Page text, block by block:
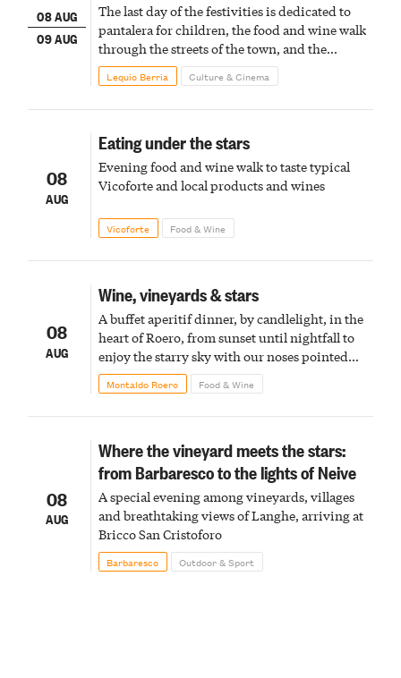
08 AUG
09 AUG
The last day of the festivities is dedicated to
pantalera for children, the food and wine walk
through the streets of the town, and the
fireworks finale
Lequio Berria Culture & Cinema
08
AUG
Eating under the stars
Evening food and wine walk to taste typical
Vicoforte and local products and wines
Vicoforte Food & Wine
08
AUG
Wine, vineyards & stars
A buffet aperitif dinner, by candlelight, in the
heart of Roero, from sunset until nightfall to
enjoy the starry sky with our noses pointed
upward
Montaldo Roero Food & Wine
08
AUG
Where the vineyard meets the stars:
from Barbaresco to the lights of Neive
A special evening among vineyards, villages
and breathtaking views of Langhe, arriving at
Bricco San Cristoforo
Barbaresco Outdoor & Sport